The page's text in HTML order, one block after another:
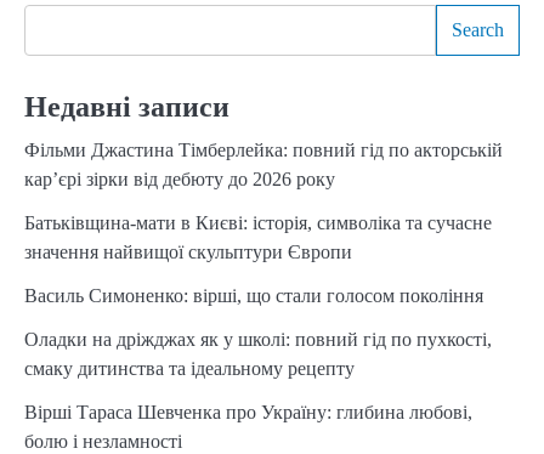
Search
Недавні записи
Фільми Джастина Тімберлейка: повний гід по акторській
кар’єрі зірки від дебюту до 2026 року
Батьківщина-мати в Києві: історія, символіка та сучасне
значення найвищої скульптури Європи
Василь Симоненко: вірші, що стали голосом покоління
Оладки на дріжджах як у школі: повний гід по пухкості,
смаку дитинства та ідеальному рецепту
Вірші Тараса Шевченка про Україну: глибина любові,
болю і незламності